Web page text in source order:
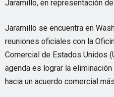
Jaramillo, en representación
Jaramillo se encuentra en
reuniones oficiales con la
Comercial de Estados Unidos
agenda es lograr la
hacia un acuerdo comercial